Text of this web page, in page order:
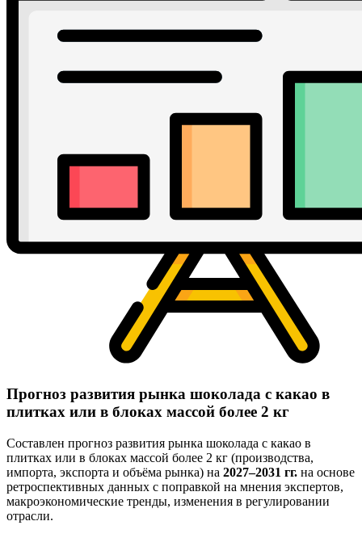
Прогноз развития рынка шоколада с какао в
плитках или в блоках массой более 2 кг
Составлен прогноз развития рынка шоколада с какао в
плитках или в блоках массой более 2 кг (производства,
импорта, экспорта и объёма рынка) на 2027–2031 гг. на основе
ретроспективных данных с поправкой на мнения экспертов,
макроэкономические тренды, изменения в регулировании
отрасли.